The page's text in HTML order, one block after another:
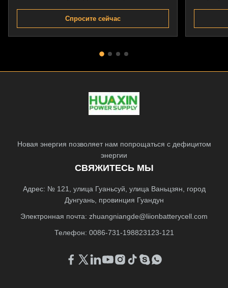
рыболовных судов
Спросите сейчас
Новая энергия позволяет нам попрощаться с дефицитом
энергии
СВЯЖИТЕСЬ МЫ
Адрес: № 121, улица Гуаньсуй, улица Ваньцзян, город
Дунгуань, провинция Гуандун
Электронная почта: zhuangniangde@liionbatterycell.com
Телефон: 0086-731-198823123-121